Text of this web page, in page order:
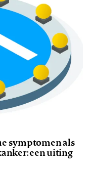
symptomen als
een uiting